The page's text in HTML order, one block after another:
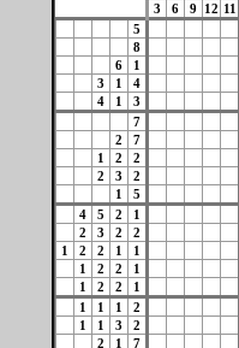
3
6 9 12 11
5
8
6
1
3
1
4
4
1
3
7
2
7
1
2
2
2
3
2
1
5
4
5 2
1
2
3 2
2
1
2 2 1
1
1
2 2
1
1
2 2
1
1
1 1
2
1
1 3
2
2
1
7